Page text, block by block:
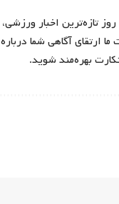
تازه‌ترین اخبار ورزشی،
ارتقای آگاهی شما درباره
بهره‌مند شوید.